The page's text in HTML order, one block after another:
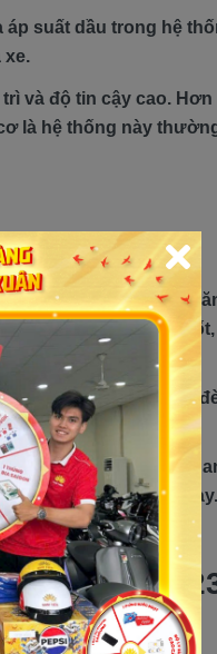
suất dầu trong hệ
xe.
và độ tin cậy cao.
là hệ thống này
phút, giúp xe có khả
khả năng phanh
hệ thống đèn pha và
ích, Yamaha Sirius
để di chuyển hàng ngày.
đùm